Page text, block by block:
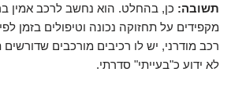
תשובה: כן, בהחלט. הוא נחשב לרכב אמין
מקפידים על תחזוקה נכונה וטיפולים בזמן
רכב מודרני, יש לו רכיבים מורכבים
לא ידוע כ"בעייתי" סדרתי.